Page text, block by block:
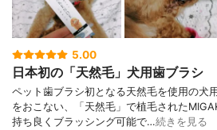
5.00
日本初の「天然毛」犬用歯ブラシ
ペット歯ブラシ初となる天然毛を使用の犬
をおこない、「天然毛」で植毛された
持ち良くブラッシング可能で…続きを見る